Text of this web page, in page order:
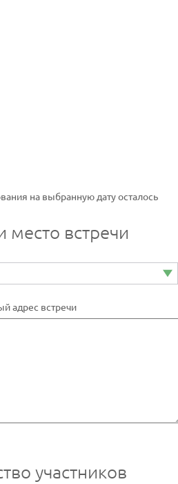
на выбранную дату осталось
место встречи
адрес встречи
участников